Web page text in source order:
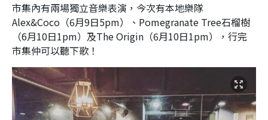
市集內有兩場獨立音樂表演，今次有本地樂隊
Alex&Coco （6月9日5pm）、 Pomegranate Tree石榴樹
（6月10日1pm）及The Origin （6月10日1pm），行完
市集仲可以聽下歌！